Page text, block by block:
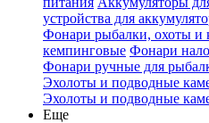
устройства для
Фонари рыбалки, охоты и
кемпинговые Фонари
Фонари ручные для
Эхолоты и подводные
Эхолоты и подводные
Еще